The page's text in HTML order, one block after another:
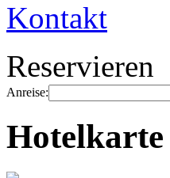
Kontakt
Reservieren
Anreise:
Hotelkarte